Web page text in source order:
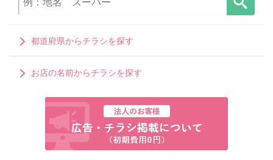
都道府県からチラシを探す
お店の名前からチラシを探す